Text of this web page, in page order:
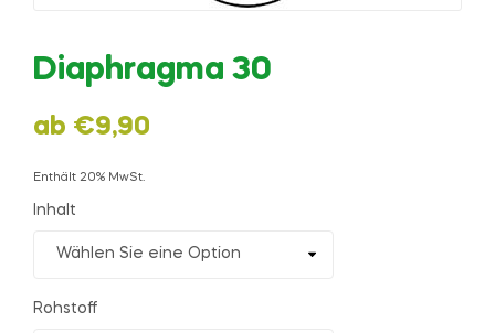
Diaphragma 30
ab €9,90
Enthält 20% MwSt.
Inhalt
Rohstoff